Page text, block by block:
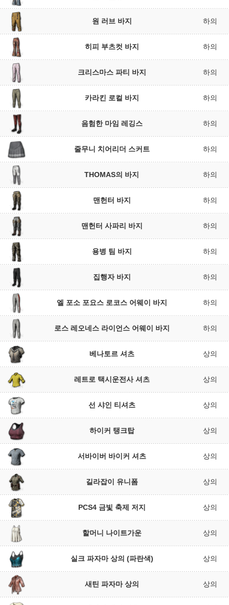
원 러브 바지 하의
히피 부츠컷 바지 하의
크리스마스 파티 바지 하의
카라킨 로컬 바지 하의
음험한 마임 레깅스 하의
줄무니 치어리더 스커트 하의
THOMAS의 바지 하의
맨헌터 바지 하의
맨헌터 사파리 바지 하의
용병 팀 바지 하의
집행자 바지 하의
엘 포소 포요스 로코스 어웨이 바지 하의
로스 레오네스 라이언스 어웨이 바지 하의
베나토르 셔츠 상의
레트로 택시운전사 셔츠 상의
선 샤인 티셔츠 상의
하이커 탱크탑 상의
서바이버 바이커 셔츠 상의
길라잡이 유니폼 상의
PCS4 금빛 축제 저지 상의
할머니 나이트가운 상의
실크 파자마 상의 (파란색) 상의
새틴 파자마 상의 상의